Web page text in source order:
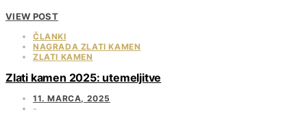
VIEW POST
ČLANKI
NAGRADA ZLATI KAMEN
ZLATI KAMEN
Zlati kamen 2025: utemeljitve
11. MARCA, 2025